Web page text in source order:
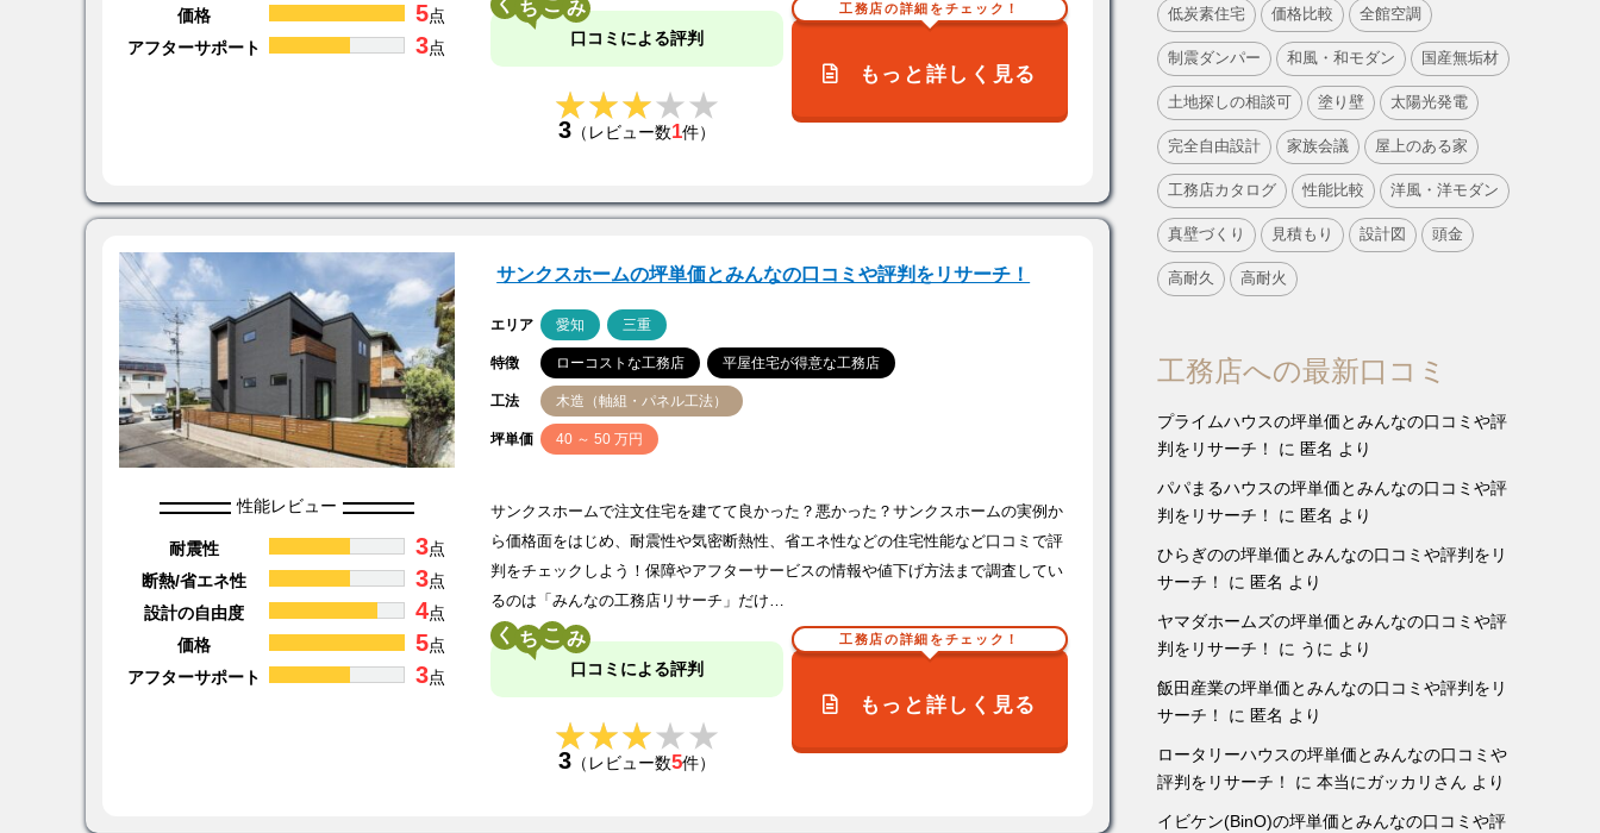
価格
5点
アフターサポート
3点 口コミによる評判
★★★★★
★★★★★
3 （レビュー数1件）
工務店の詳細をチェック！
もっと詳しく見る
サンクスホームの坪単価とみんなの口コミや評判をリサーチ！
エリア 愛知 三重
特徴 ローコストな工務店 平屋住宅が得意な工務店
工法 木造（軸組・パネル工法）
坪単価 40 ～ 50 万円
性能レビュー
耐震性 3点
断熱/省エネ性
3点
設計の自由度
4点
価格
5点
アフターサポート
3点
サンクスホームで注文住宅を建てて良かった？悪かった？サンクスホームの実例か
ら価格面をはじめ、耐震性や気密断熱性、省エネ性などの住宅性能など口コミで評
判をチェックしよう！保障やアフターサービスの情報や値下げ方法まで調査してい
るのは「みんなの工務店リサーチ」だけ…
く こ
口コミによる評判
★★★★★
★★★★★
3 （レビュー数5件）
工務店の詳細をチェック！
もっと詳しく見る
低炭素住宅 価格比較 全館空調
制震ダンパー 和風・和モダン 国産無垢材
土地探しの相談可 塗り壁 太陽光発電
完全自由設計 家族会議 屋上のある家
工務店カタログ 性能比較 洋風・洋モダン
真壁づくり 見積もり 設計図 頭金
高耐久 高耐火
工務店への最新口コミ
プライムハウスの坪単価とみんなの口コミや評
判をリサーチ！
に 匿名 より
パパまるハウスの坪単価とみんなの口コミや評
判をリサーチ！
に 匿名 より
ひらぎのの坪単価とみんなの口コミや評判をリ
サーチ！
に 匿名 より
ヤマダホームズの坪単価とみんなの口コミや評
判をリサーチ！
に うに より
飯田産業の坪単価とみんなの口コミや評判をリ
サーチ！
に 匿名 より
ロータリーハウスの坪単価とみんなの口コミや
評判をリサーチ！
に 本当にガッカリさん より
イビケン(BinO)の坪単価とみんなの口コミや評